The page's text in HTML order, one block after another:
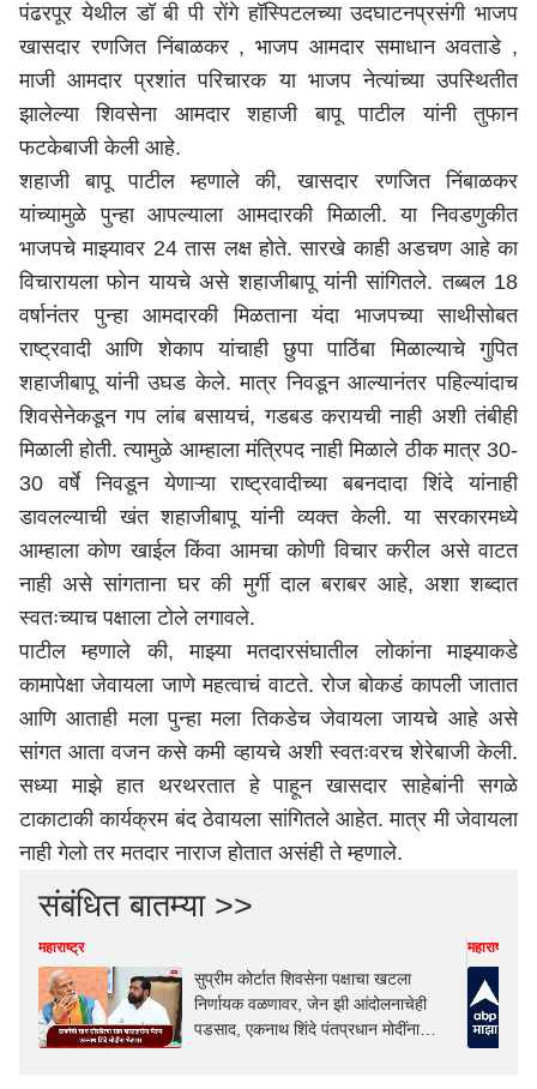
पंढरपूर येथील डॉ बी पी रोंगे हॉस्पिटलच्या उदघाटनप्रसंगी भाजप
खासदार रणजित निंबाळकर , भाजप आमदार समाधान अवताडे ,
माजी आमदार प्रशांत परिचारक या भाजप नेत्यांच्या उपस्थितीत
झालेल्या शिवसेना आमदार शहाजी बापू पाटील यांनी तुफान
फटकेबाजी केली आहे.
शहाजी बापू पाटील म्हणाले की, खासदार रणजित निंबाळकर
यांच्यामुळे पुन्हा आपल्याला आमदारकी मिळाली. या निवडणुकीत
भाजपचे माझ्यावर 24 तास लक्ष होते. सारखे काही अडचण आहे का
विचारायला फोन यायचे असे शहाजीबापू यांनी सांगितले. तब्बल 18
वर्षानंतर पुन्हा आमदारकी मिळताना यंदा भाजपच्या साथीसोबत
राष्ट्रवादी आणि शेकाप यांचाही छुपा पाठिंबा मिळाल्याचे गुपित
शहाजीबापू यांनी उघड केले. मात्र निवडून आल्यानंतर पहिल्यांदाच
शिवसेनेकडून गप लांब बसायचं, गडबड करायची नाही अशी तंबीही
मिळाली होती. त्यामुळे आम्हाला मंत्रिपद नाही मिळाले ठीक मात्र 30-
30 वर्षे निवडून येणाऱ्या राष्ट्रवादीच्या बबनदादा शिंदे यांनाही
डावलल्याची खंत शहाजीबापू यांनी व्यक्त केली. या सरकारमध्ये
आम्हाला कोण खाईल किंवा आमचा कोणी विचार करील असे वाटत
नाही असे सांगताना घर की मुर्गी दाल बराबर आहे, अशा शब्दात
स्वतःच्याच पक्षाला टोले लगावले.
पाटील म्हणाले की, माझ्या मतदारसंघातील लोकांना माझ्याकडे
कामापेक्षा जेवायला जाणे महत्वाचं वाटते. रोज बोकडं कापली जातात
आणि आताही मला पुन्हा मला तिकडेच जेवायला जायचे आहे असे
सांगत आता वजन कसे कमी व्हायचे अशी स्वतःवरच शेरेबाजी केली.
सध्या माझे हात थरथरतात हे पाहून खासदार साहेबांनी सगळे
टाकाटाकी कार्यक्रम बंद ठेवायला सांगितले आहेत. मात्र मी जेवायला
नाही गेलो तर मतदार नाराज होतात असंही ते म्हणाले.
संबंधित बातम्या >>
महाराष्ट्र
सुप्रीम कोर्टात शिवसेना पक्षाचा खटला
निर्णायक वळणावर, जेन झी आंदोलनाचेही
पडसाद, एकनाथ शिंदे पंतप्रधान मोदींना
महाराष्ट्र